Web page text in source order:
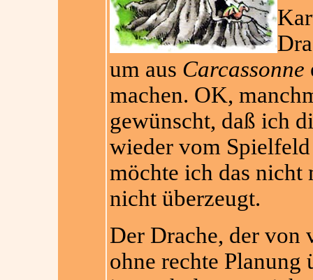
um aus Carcassonne
machen. OK,
gewünscht, daß ich
wieder vom
möchte ich das nicht
nicht überzeugt.
Der Drache, der von
ohne rechte Planung